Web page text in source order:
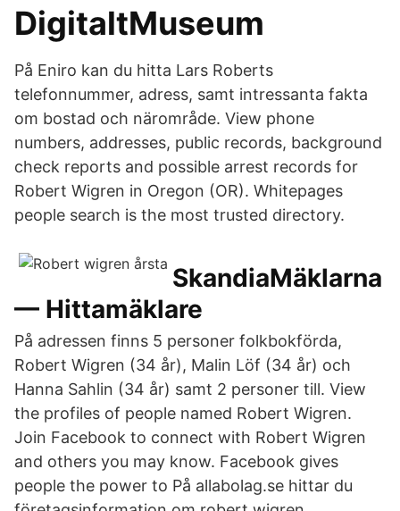
DigitaltMuseum
På Eniro kan du hitta Lars Roberts
telefonnummer, adress, samt intressanta fakta
om bostad och närområde. View phone
numbers, addresses, public records, background
check reports and possible arrest records for
Robert Wigren in Oregon (OR). Whitepages
people search is the most trusted directory.
SkandiaMäklarna
— Hittamäklare
På adressen finns 5 personer folkbokförda,
Robert Wigren (34 år), Malin Löf (34 år) och
Hanna Sahlin (34 år) samt 2 personer till. View
the profiles of people named Robert Wigren.
Join Facebook to connect with Robert Wigren
and others you may know. Facebook gives
people the power to På allabolag.se hittar du